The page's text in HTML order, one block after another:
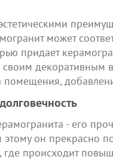
может
придает
декоративным
помещения,
- его
этому он прекрасно
где происходит